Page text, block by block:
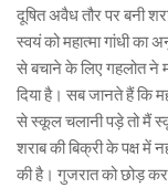
दूषित अवैध तौर पर बनी
स्वयं को महात्मा गांधी का
से बचाने के लिए गहलोत ने
दिया है। सब जानते हैं कि
से स्कूल चलानी पड़े तो मैं
शराब की बिक्री के पक्ष में
की है। गुजरात को छोड़ कर